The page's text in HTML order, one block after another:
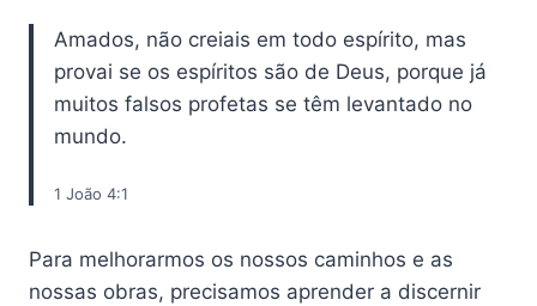
Amados, não creiais em todo espírito, mas
provai se os espíritos são de Deus, porque já
muitos falsos profetas se têm levantado no
mundo.
1 João 4:1
Para melhorarmos os nossos caminhos e as
nossas obras, precisamos aprender a discernir